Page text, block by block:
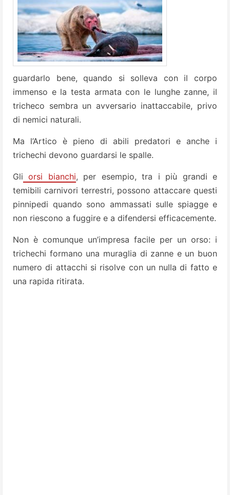
guardarlo bene, quando si solleva con il corpo
immenso e la testa armata con le lunghe zanne, il
tricheco sembra un avversario inattaccabile, privo
di nemici naturali.
Ma l’Artico è pieno di abili predatori e anche i
trichechi devono guardarsi le spalle.
Gli orsi bianchi, per esempio, tra i più grandi e
temibili carnivori terrestri, possono attaccare questi
pinnipedi quando sono ammassati sulle spiagge e
non riescono a fuggire e a difendersi efficacemente.
Non è comunque un’impresa facile per un orso: i
trichechi formano una muraglia di zanne e un buon
numero di attacchi si risolve con un nulla di fatto e
una rapida ritirata.